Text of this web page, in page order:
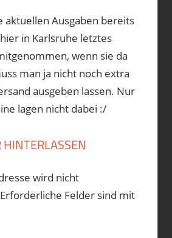
aktuellen Ausgaben bereits
in Karlsruhe letztes
wenn sie da
man ja nicht noch extra
ausgeben lassen. Nur
lagen nicht dabei :/
wird nicht
Erforderliche Felder sind mit